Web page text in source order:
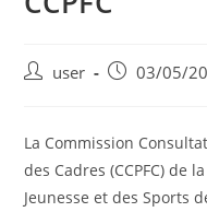
user 03/05/
La Commission
des Cadres (CCPFC) de
Jeunesse et des Sports